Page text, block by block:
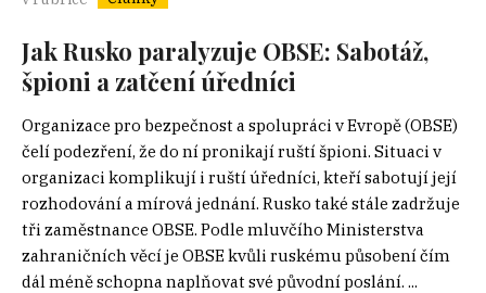
Jak Rusko paralyzuje OBSE: Sabotáž,
špioni a zatčení úředníci
Organizace pro bezpečnost a spolupráci v Evropě (OBSE)
čelí podezření, že do ní pronikají ruští špioni. Situaci v
organizaci komplikují i ruští úředníci, kteří sabotují její
rozhodování a mírová jednání. Rusko také stále zadržuje
tři zaměstnance OBSE. Podle mluvčího Ministerstva
zahraničních věcí je OBSE kvůli ruskému působení čím
dál méně schopna naplňovat své původní poslání. ...